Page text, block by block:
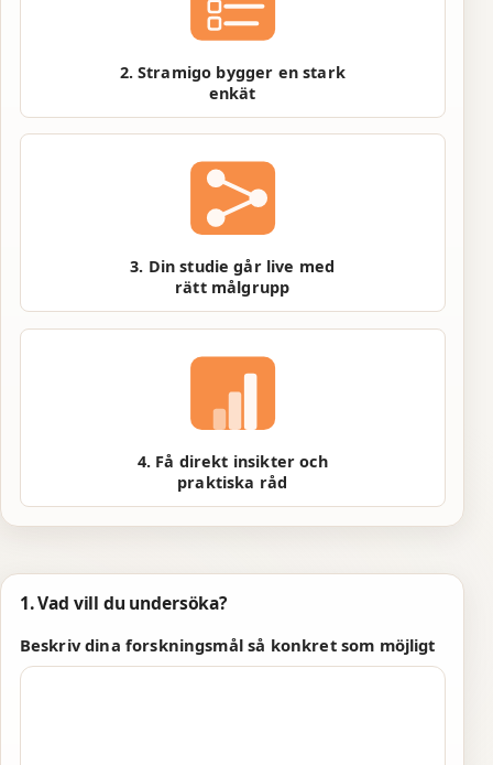
2. Stramigo bygger en stark
enkät
3. Din studie går live med
rätt målgrupp
4. Få direkt insikter och
praktiska råd
1. Vad vill du undersöka?
Beskriv dina forskningsmål så konkret som möjligt
3
4
5
6
3
4
5
6